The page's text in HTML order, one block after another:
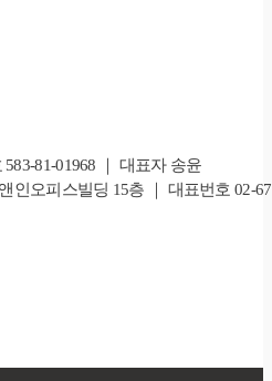
81-01968 ｜ 대표자 송윤
인오피스빌딩 15층 ｜ 대표번호 02-